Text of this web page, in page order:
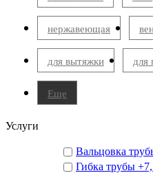
нержавеющая
для вытяжки для
Еще
Услуги
Вальцовка
Гибка трубы +